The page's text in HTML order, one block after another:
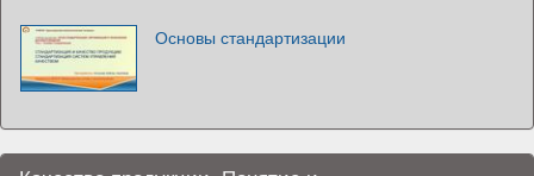
Основы стандартизации